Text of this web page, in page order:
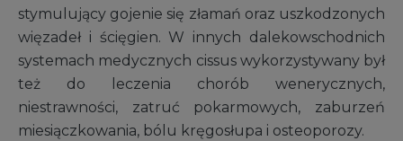
stymulujący gojenie się złamań oraz uszkodzonych
więzadeł i ścięgien. W innych dalekowschodnich
systemach medycznych cissus wykorzystywany był
też do leczenia chorób wenerycznych,
niestrawności, zatruć pokarmowych, zaburzeń
miesiączkowania, bólu kręgosłupa i osteoporozy.